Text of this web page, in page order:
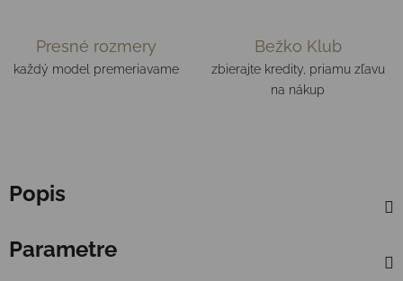
Presné rozmery
každý model premeriavame
Bežko Klub
zbierajte kredity, priamu zľavu
na nákup
Popis
Parametre